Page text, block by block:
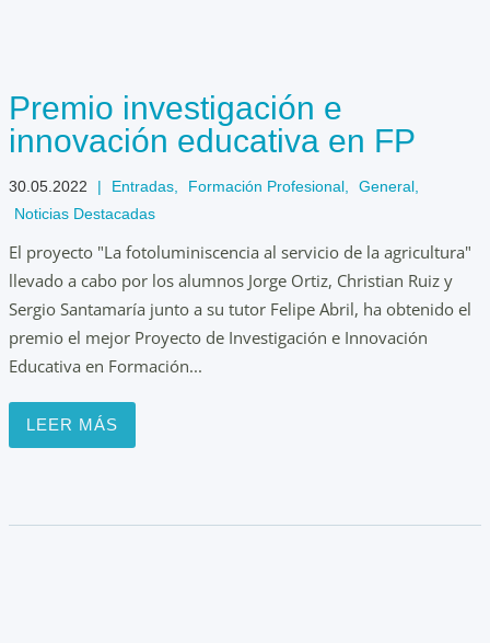
Premio investigación e
innovación educativa en FP
30.05.2022 | Entradas Formación Profesional General
Noticias Destacadas
El proyecto "La fotoluminiscencia al servicio de la agricultura"
llevado a cabo por los alumnos Jorge Ortiz, Christian Ruiz y
Sergio Santamaría junto a su tutor Felipe Abril, ha obtenido el
premio el mejor Proyecto de Investigación e Innovación
Educativa en Formación...
LEER MÁS